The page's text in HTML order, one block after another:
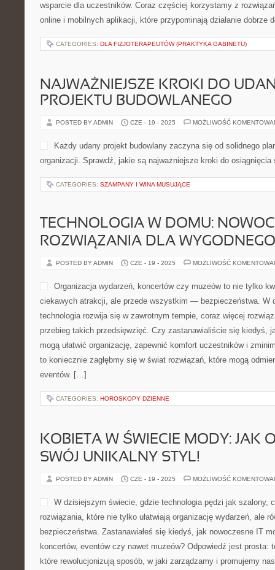
wsparcie dla uczestników. Coraz częściej korzystamy z
online i mobilnych aplikacji, które przypominają działanie dobrze
CATEGORIES: DLA FIZJOTERAPEUTÓW (PRAKTYKA GABINETU)
NAJWAŻNIEJSZE KROKI DO
PROJEKTU BUDOWLANEGO
POSTED BY ADMIN CZE - 19 - 2025 MOŻLIWOŚĆ
Każdy udany projekt budowlany zaczyna się od solidnego
organizacji. Sprawdź, jakie są najważniejsze kroki do osiągnięcia
CATEGORIES: SZAMPANY I WINA MUSUJĄCE
TECHNOLOGIA W DOMU:
ROZWIĄZANIA DLA
POSTED BY ADMIN CZE - 19 - 2025 MOŻLIWOŚĆ
Organizacja wydarzeń, koncertów czy muzeów to nie tylko
ciekawych atrakcji, ale przede wszystkim — bezpieczeństwa. W
technologia rozwija się w zawrotnym tempie, coraz więcej
przebieg takich przedsięwzięć. Czy zastanawialiście się kiedyś,
mogą ułatwić organizację, zapewnić komfort uczestników i
to koniecznie zagłębmy się w świat rozwiązań, które mogą
eventów. […]
CATEGORIES: HOROSKOPY DZIENNE
KOBIETA W ŚWIECIE MODY: JAK
SWÓJ UNIKALNY STYL!
POSTED BY ADMIN CZE - 19 - 2025 MOŻLIWOŚĆ
W dzisiejszym świecie, gdzie technologia pędzi jak szalony,
rozwiązania, które nie tylko ułatwiają organizację wydarzeń, ale
bezpieczeństwa. Zastanawiałeś się kiedyś, jak nowoczesne IT
koncertów, eventów czy nawet muzeów? Odpowiedź jest prosta:
które rewolucjonizują sposób, w jaki zarządzamy i promujemy